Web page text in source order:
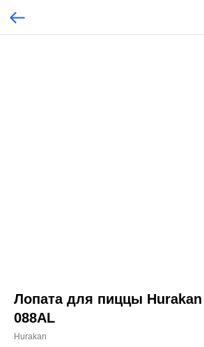
Лопата для пиццы Hurakan
088AL
Hurakan